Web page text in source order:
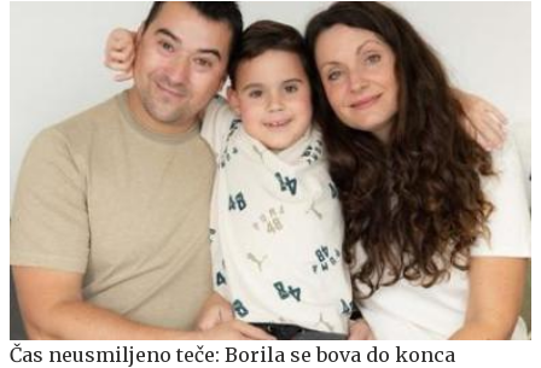
Čas neusmiljeno teče: Borila se bova do konca